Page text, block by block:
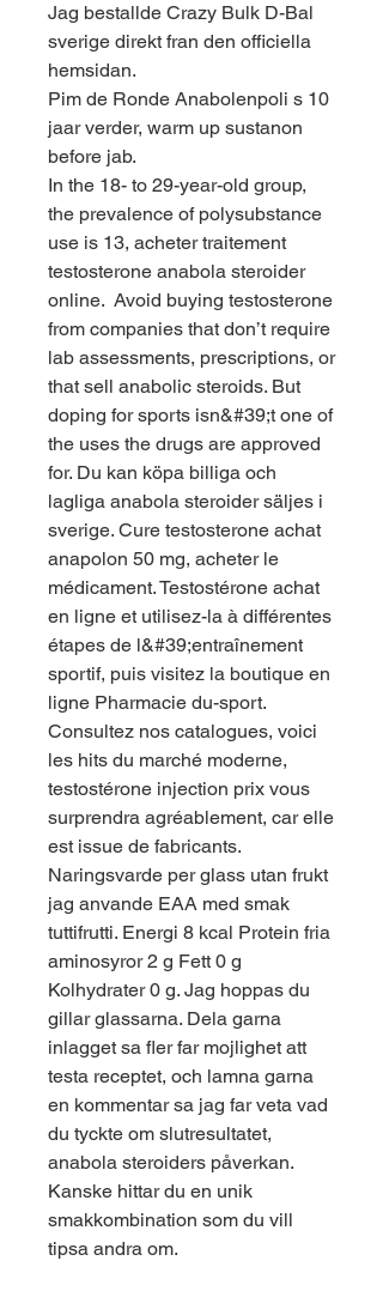
Jag bestallde Crazy Bulk D-Bal
sverige direkt fran den officiella
hemsidan.
Pim de Ronde Anabolenpoli s 10
jaar verder, warm up sustanon
before jab.
In the 18- to 29-year-old group,
the prevalence of polysubstance
use is 13, acheter traitement
testosterone anabola steroider
online.  Avoid buying testosterone
from companies that don’t require
lab assessments, prescriptions, or
that sell anabolic steroids. But
doping for sports isn&#39;t one of
the uses the drugs are approved
for. Du kan köpa billiga och
lagliga anabola steroider säljes i
sverige. Cure testosterone achat
anapolon 50 mg, acheter le
médicament. Testostérone achat
en ligne et utilisez-la à différentes
étapes de l&#39;entraînement
sportif, puis visitez la boutique en
ligne Pharmacie du-sport.
Consultez nos catalogues, voici
les hits du marché moderne,
testostérone injection prix vous
surprendra agréablement, car elle
est issue de fabricants.
Naringsvarde per glass utan frukt
jag anvande EAA med smak
tuttifrutti. Energi 8 kcal Protein fria
aminosyror 2 g Fett 0 g
Kolhydrater 0 g. Jag hoppas du
gillar glassarna. Dela garna
inlagget sa fler far mojlighet att
testa receptet, och lamna garna
en kommentar sa jag far veta vad
du tyckte om slutresultatet,
anabola steroiders påverkan.
Kanske hittar du en unik
smakkombination som du vill
tipsa andra om.